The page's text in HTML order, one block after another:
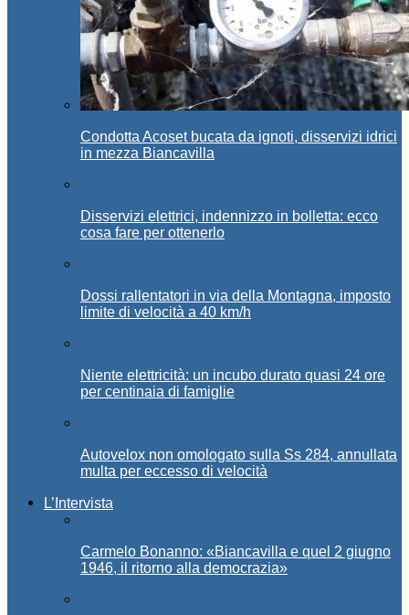
Condotta Acoset bucata da ignoti, disservizi idrici
in mezza Biancavilla
Disservizi elettrici, indennizzo in bolletta: ecco
cosa fare per ottenerlo
Dossi rallentatori in via della Montagna, imposto
limite di velocità a 40 km/h
Niente elettricità: un incubo durato quasi 24 ore
per centinaia di famiglie
Autovelox non omologato sulla Ss 284, annullata
multa per eccesso di velocità
L’Intervista
Carmelo Bonanno: «Biancavilla e quel 2 giugno
1946, il ritorno alla democrazia»